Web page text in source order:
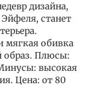
дизайна,
станет
мягкая обивка
образ. Плюсы:
высокая
Цена: от 80